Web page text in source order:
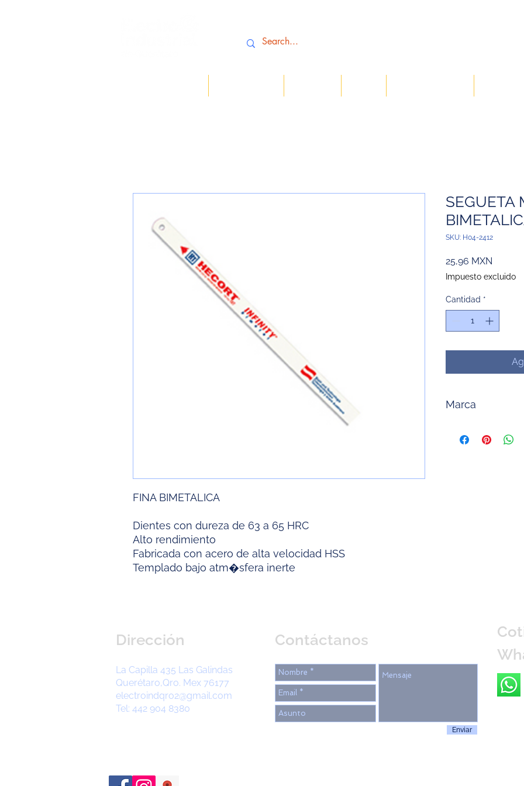
FINA BIMETALICA
Dientes con dureza de 63 a 65 HRC
Alto rendimiento
Fabricada con acero de alta velocidad HSS
Templado bajo atm�sfera inerte
SEGUETA
SKU: H04-2412
25,96 MXN
Impuesto excluido
Cantidad *
Marca
Dirección
La Capilla 435 Las Galindas
Querétaro,Qro. Mex 76177
electroindqro2@gmail.com
Tel: 442 904 8380
Contáctanos
Enviar